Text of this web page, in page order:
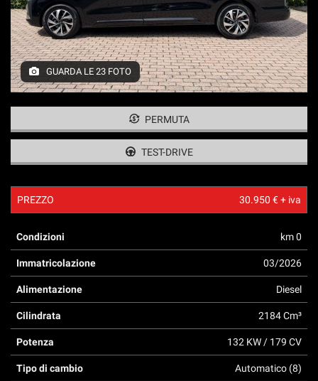
GUARDA LE 23 FOTO
PERMUTA
TEST-DRIVE
PREZZO 30.950 € + iva
Condizioni km 0
Immatricolazione 03/2026
Alimentazione Diesel
Cilindrata 2184 Cm³
Potenza 132 KW / 179 CV
Tipo di cambio Automatico (8)
tracciamento
che
adottiamo
per
offrire
le
funzionalità
e
le
di
descritte.
Per
maggiori
sull'utilità
e
sul
funzionamento
di
questi
strumenti
tracciamento